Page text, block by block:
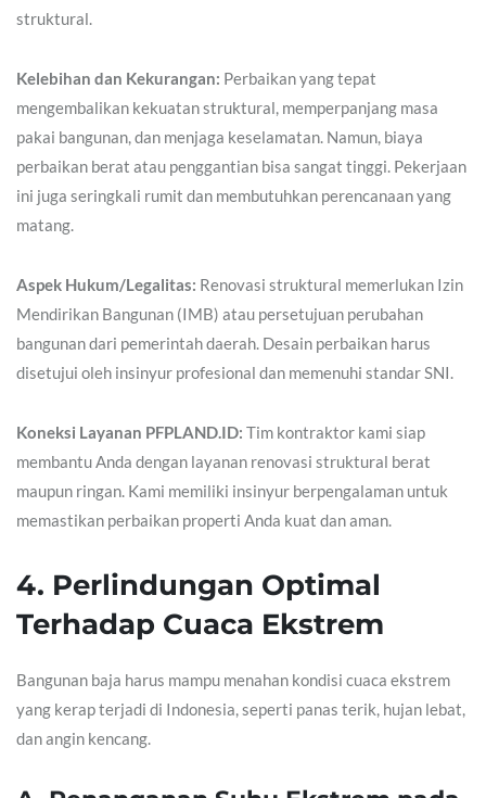
struktural.
Kelebihan dan Kekurangan: Perbaikan yang tepat
mengembalikan kekuatan struktural, memperpanjang masa
pakai bangunan, dan menjaga keselamatan. Namun, biaya
perbaikan berat atau penggantian bisa sangat tinggi. Pekerjaan
ini juga seringkali rumit dan membutuhkan perencanaan yang
matang.
Aspek Hukum/Legalitas: Renovasi struktural memerlukan Izin
Mendirikan Bangunan (IMB) atau persetujuan perubahan
bangunan dari pemerintah daerah. Desain perbaikan harus
disetujui oleh insinyur profesional dan memenuhi standar SNI.
Koneksi Layanan PFPLAND.ID: Tim kontraktor kami siap
membantu Anda dengan layanan renovasi struktural berat
maupun ringan. Kami memiliki insinyur berpengalaman untuk
memastikan perbaikan properti Anda kuat dan aman.
4. Perlindungan Optimal
Terhadap Cuaca Ekstrem
Bangunan baja harus mampu menahan kondisi cuaca ekstrem
yang kerap terjadi di Indonesia, seperti panas terik, hujan lebat,
dan angin kencang.